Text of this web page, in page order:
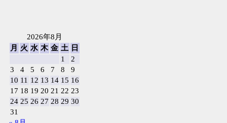
2026年8月
月
火 水 木 金 土
日
1
2
3
4 5 6 7 8
9
10 11 12 13 14 15 16
17 18 19 20 21 22 23
24 25 26 27 28 29 30
31